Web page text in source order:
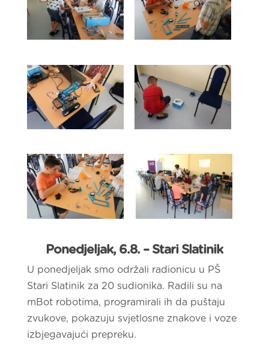
Ponedjeljak, 6.8. – Stari Slatinik
U ponedjeljak smo održali radionicu u PŠ
Stari Slatinik za 20 sudionika. Radili su na
mBot robotima, programirali ih da puštaju
zvukove, pokazuju svjetlosne znakove i voze
izbjegavajući prepreku.